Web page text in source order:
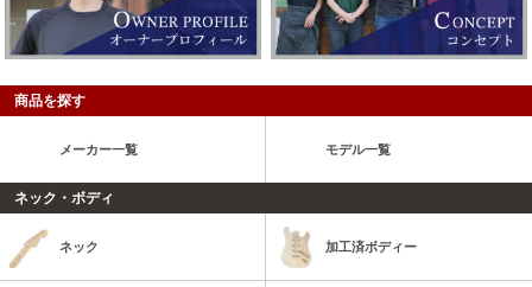
商品を探す
メーカー一覧 モデル一覧
ネック・ボディ
ネック 加工済ボディー